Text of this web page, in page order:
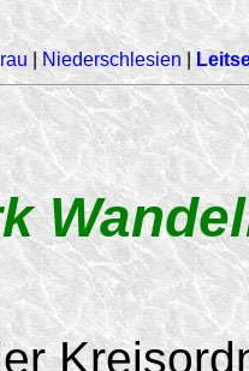
|Niederschlesien|